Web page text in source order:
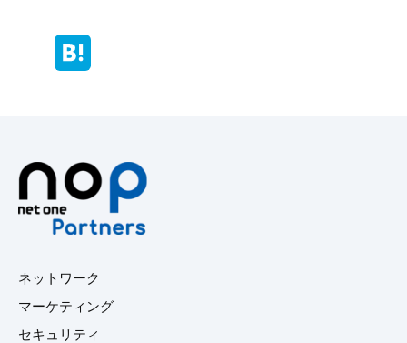
ネットワーク
マーケティング
セキュリティ